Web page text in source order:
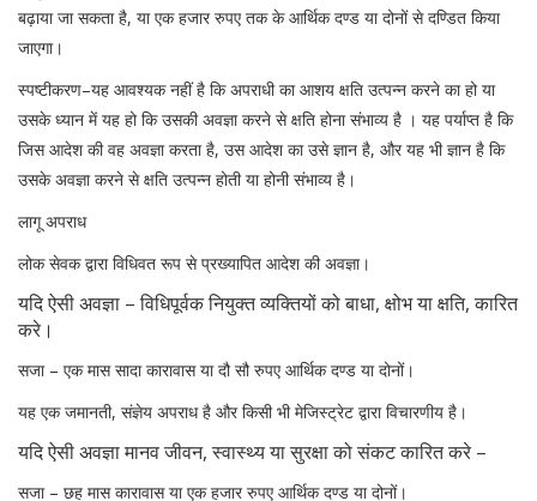
बढ़ाया जा सकता है, या एक हजार रुपए तक के आर्थिक दण्ड या दोनों से दण्डित किया
जाएगा।
स्पष्टीकरण–यह आवश्यक नहीं है कि अपराधी का आशय क्षति उत्पन्न करने का हो या
उसके ध्यान में यह हो कि उसकी अवज्ञा करने से क्षति होना संभाव्य है । यह पर्याप्त है कि
जिस आदेश की वह अवज्ञा करता है, उस आदेश का उसे ज्ञान है, और यह भी ज्ञान है कि
उसके अवज्ञा करने से क्षति उत्पन्न होती या होनी संभाव्य है।
लागू अपराध
लोक सेवक द्वारा विधिवत रूप से प्रख्यापित आदेश की अवज्ञा।
यदि ऐसी अवज्ञा – विधिपूर्वक नियुक्त व्यक्तियों को बाधा, क्षोभ या क्षति, कारित
करे।
सजा – एक मास सादा कारावास या दौ सौ रुपए आर्थिक दण्ड या दोनों।
यह एक जमानती, संज्ञेय अपराध है और किसी भी मेजिस्ट्रेट द्वारा विचारणीय है।
यदि ऐसी अवज्ञा मानव जीवन, स्वास्थ्य या सुरक्षा को संकट कारित करे –
सजा – छह मास कारावास या एक हजार रुपए आर्थिक दण्ड या दोनों।